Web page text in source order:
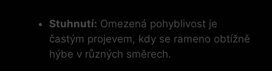
Stuhnutí: Omezená pohyblivost je
častým projevem, kdy se rameno obtížně
hýbe v různých směrech.